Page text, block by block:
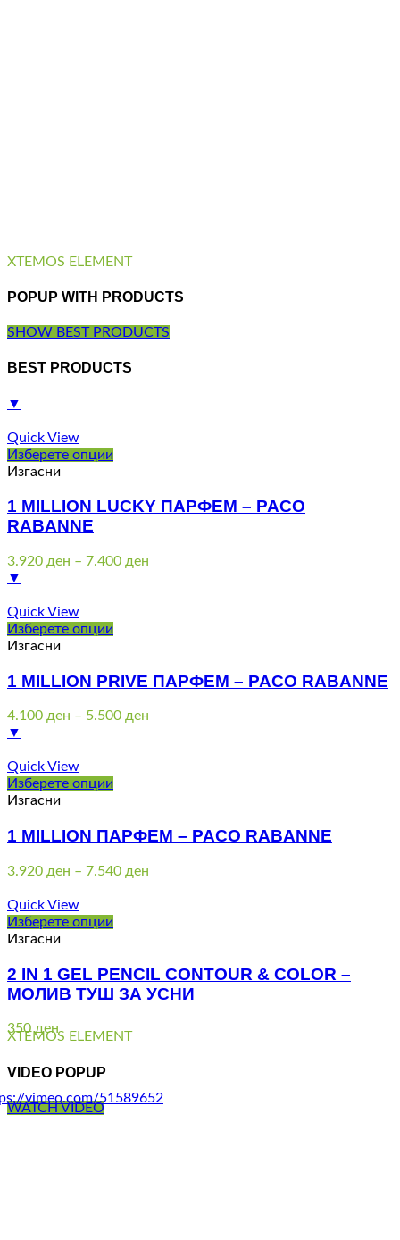
XTEMOS ELEMENT
POPUP WITH PRODUCTS
SHOW BEST PRODUCTS
BEST PRODUCTS
▼
Quick View
Изберете опции
Изгасни
1 MILLION LUCKY ПАРФЕМ – PACO
RABANNE
3.920 ден – 7.400 ден
▼
Quick View
Изберете опции
Изгасни
1 MILLION PRIVE ПАРФЕМ – PACO RABANNE
4.100 ден – 5.500 ден
▼
Quick View
Изберете опции
Изгасни
1 MILLION ПАРФЕМ – PACO RABANNE
3.920 ден – 7.540 ден
Quick View
Изберете опции
Изгасни
2 IN 1 GEL PENCIL CONTOUR & COLOR –
МОЛИВ ТУШ ЗА УСНИ
350ден
XTEMOS ELEMENT
VIDEO POPUP
WATCH VIDEO
vimeo.com/51589652